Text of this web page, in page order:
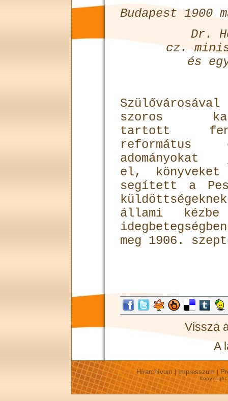
Budapest 1900
Dr.
cz.
és
szoros
tartott
református
el,
segített a
állami
meg 1906.
Vissza
A
Hírarchívum |Impresszum